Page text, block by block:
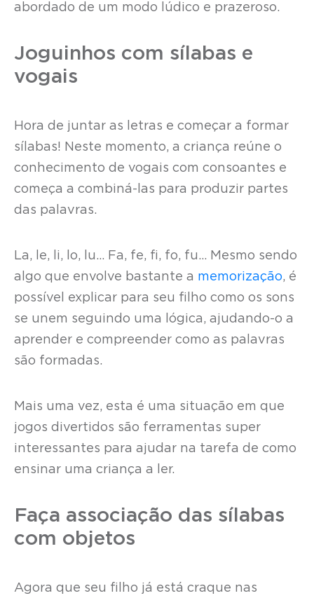
abordado de um modo lúdico e prazeroso.
Joguinhos com sílabas e
vogais
Hora de juntar as letras e começar a formar
sílabas! Neste momento, a criança reúne o
conhecimento de vogais com consoantes e
começa a combiná-las para produzir partes
das palavras.
La, le, li, lo, lu… Fa, fe, fi, fo, fu… Mesmo sendo
algo que envolve bastante a memorização, é
possível explicar para seu filho como os sons
se unem seguindo uma lógica, ajudando-o a
aprender e compreender como as palavras
são formadas.
Mais uma vez, esta é uma situação em que
jogos divertidos são ferramentas super
interessantes para ajudar na tarefa de como
ensinar uma criança a ler.
Faça associação das sílabas
com objetos
Agora que seu filho já está craque nas